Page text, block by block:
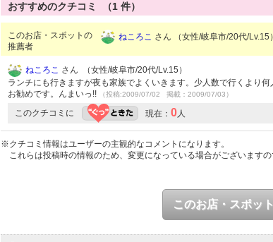
おすすめのクチコミ （1 件）
このお店・スポットの
推薦者
ねころこ さん （女性/岐阜市/20代/Lv.15
ねころこ さん （女性/岐阜市/20代/Lv.15）
ランチにも行きますが夜も家族でよくいきます。少人数で行くより
お勧めです。んまいっ!!
（投稿:2009/07/02 掲載：2009/07/03）
このクチコミに 現在： 0人
※クチコミ情報はユーザーの主観的なコメントになります。
これらは投稿時の情報のため、変更になっている場合がございますの
このお店・スポッ